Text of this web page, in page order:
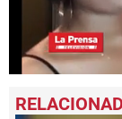
seconds
of